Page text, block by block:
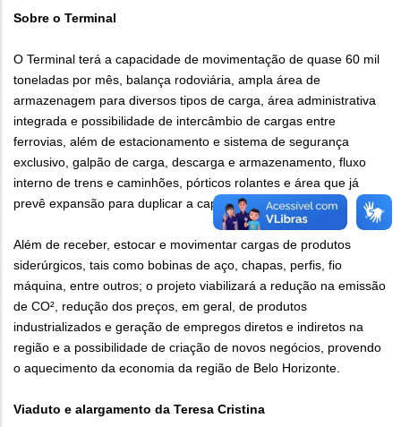
Sobre o Terminal
O Terminal terá a capacidade de movimentação de quase 60 mil
toneladas por mês, balança rodoviária, ampla área de
armazenagem para diversos tipos de carga, área administrativa
integrada e possibilidade de intercâmbio de cargas entre
ferrovias, além de estacionamento e sistema de segurança
exclusivo, galpão de carga, descarga e armazenamento, fluxo
interno de trens e caminhões, pórticos rolantes e área que já
prevê expansão para duplicar a capacidade de carga.
Além de receber, estocar e movimentar cargas de produtos
siderúrgicos, tais como bobinas de aço, chapas, perfis, fio
máquina, entre outros; o projeto viabilizará a redução na emissão
de CO², redução dos preços, em geral, de produtos
industrializados e geração de empregos diretos e indiretos na
região e a possibilidade de criação de novos negócios, provendo
o aquecimento da economia da região de Belo Horizonte.
Viaduto e alargamento da Teresa Cristina